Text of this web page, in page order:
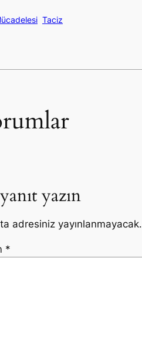
Taciz
yazın
adresiniz yayınlanmayacak.
*